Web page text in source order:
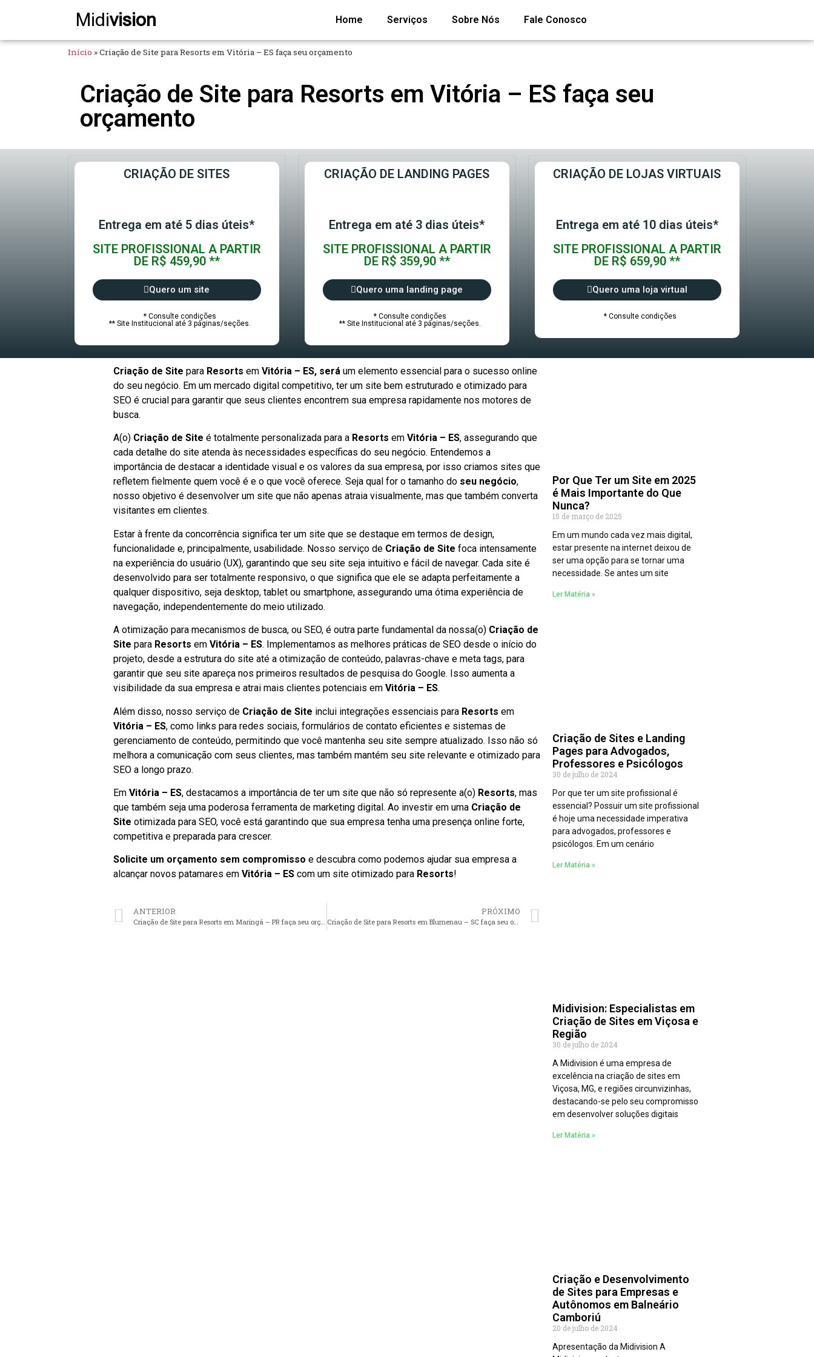
Midivision Home Serviços Sobre Nós Fale Conosco
Início »Criação de Site para Resorts em Vitória – ES faça seu orçamento
Criação de Site para Resorts em Vitória – ES faça seu
orçamento
CRIAÇÃO DE SITES
Entrega em até 5 dias úteis*
SITE PROFISSIONAL A PARTIR
DE R$ 459,90 **
Quero um site
* Consulte condições
** Site Institucional até 3 páginas/seções.
CRIAÇÃO DE LANDING PAGES
Entrega em até 3 dias úteis*
SITE PROFISSIONAL A PARTIR
DE R$ 359,90 **
Quero uma landing page
* Consulte condições
** Site Institucional até 3 páginas/seções.
CRIAÇÃO DE LOJAS VIRTUAIS
Entrega em até 10 dias úteis*
SITE PROFISSIONAL A PARTIR
DE R$ 659,90 **
Quero uma loja virtual
* Consulte condições
Criação de Site para Resorts em Vitória – ES, será um elemento essencial para o sucesso online
do seu negócio. Em um mercado digital competitivo, ter um site bem estruturado e otimizado para
SEO é crucial para garantir que seus clientes encontrem sua empresa rapidamente nos motores de
busca.
A(o) Criação de Site é totalmente personalizada para a Resorts em Vitória – ES, assegurando que
cada detalhe do site atenda às necessidades específicas do seu negócio. Entendemos a
importância de destacar a identidade visual e os valores da sua empresa, por isso criamos sites que
refletem fielmente quem você é e o que você oferece. Seja qual for o tamanho do seu negócio,
nosso objetivo é desenvolver um site que não apenas atraia visualmente, mas que também converta
visitantes em clientes.
Estar à frente da concorrência significa ter um site que se destaque em termos de design,
funcionalidade e, principalmente, usabilidade. Nosso serviço de Criação de Site foca intensamente
na experiência do usuário (UX), garantindo que seu site seja intuitivo e fácil de navegar. Cada site é
desenvolvido para ser totalmente responsivo, o que significa que ele se adapta perfeitamente a
qualquer dispositivo, seja desktop, tablet ou smartphone, assegurando uma ótima experiência de
navegação, independentemente do meio utilizado.
A otimização para mecanismos de busca, ou SEO, é outra parte fundamental da nossa(o) Criação de
Site para Resorts em Vitória – ES. Implementamos as melhores práticas de SEO desde o início do
projeto, desde a estrutura do site até a otimização de conteúdo, palavras-chave e meta tags, para
garantir que seu site apareça nos primeiros resultados de pesquisa do Google. Isso aumenta a
visibilidade da sua empresa e atrai mais clientes potenciais em Vitória – ES.
Além disso, nosso serviço de Criação de Site inclui integrações essenciais para Resorts em
Vitória – ES, como links para redes sociais, formulários de contato eficientes e sistemas de
gerenciamento de conteúdo, permitindo que você mantenha seu site sempre atualizado. Isso não só
melhora a comunicação com seus clientes, mas também mantém seu site relevante e otimizado para
SEO a longo prazo.
Em Vitória – ES, destacamos a importância de ter um site que não só represente a(o) Resorts, mas
que também seja uma poderosa ferramenta de marketing digital. Ao investir em uma Criação de
Site otimizada para SEO, você está garantindo que sua empresa tenha uma presença online forte,
competitiva e preparada para crescer.
Solicite um orçamento sem compromisso e descubra como podemos ajudar sua empresa a
alcançar novos patamares em Vitória – ES com um site otimizado para Resorts!
ANTERIOR PRÓXIMO
Criação de Site para Resorts em Blumenau – SC faça seu orçamento
Por Que Ter um Site em 2025
é Mais Importante do Que
Nunca?
15 de março de 2025
Em um mundo cada vez mais digital,
estar presente na internet deixou de
ser uma opção para se tornar uma
necessidade. Se antes um site
Ler Matéria »
Criação de Sites e Landing
Pages para Advogados,
Professores e Psicólogos
30 de julho de 2024
Por que ter um site profissional é
essencial? Possuir um site profissional
é hoje uma necessidade imperativa
para advogados, professores e
psicólogos. Em um cenário
Ler Matéria »
Midivision: Especialistas em
Criação de Sites em Viçosa e
Região
30 de julho de 2024
A Midivision é uma empresa de
excelência na criação de sites em
Viçosa, MG, e regiões circunvizinhas,
destacando-se pelo seu compromisso
em desenvolver soluções digitais
Ler Matéria »
Criação e Desenvolvimento
de Sites para Empresas e
Autônomos em Balneário
Camboriú
20 de julho de 2024
Apresentação da Midivision A